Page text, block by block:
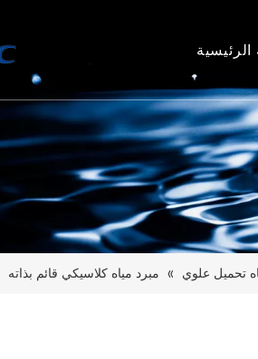
تحميل علوي » مبرد مياه كلاسيكي قائم بذاته